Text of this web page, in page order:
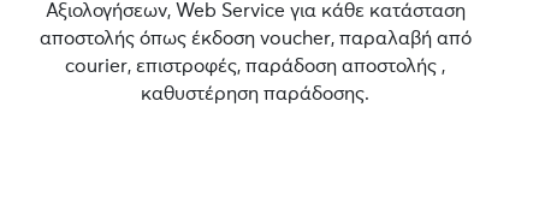
Αξιολογήσεων, Web Service για κάθε κατάσταση
αποστολής όπως έκδοση voucher, παραλαβή από
courier, επιστροφές, παράδοση αποστολής ,
καθυστέρηση παράδοσης.